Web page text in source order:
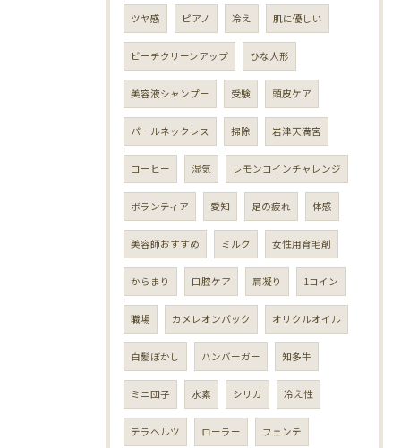
ツヤ感 ピアノ 冷え 肌に優しい
ビーチクリーンアップ ひな人形
美容液シャンプー 受験 頭皮ケア
パールネックレス 掃除 岩津天満宮
コーヒー 湿気 レモンコインチャレンジ
ボランティア 愛知 足の疲れ 体感
美容師おすすめ ミルク 女性用育毛剤
からまり 口腔ケア 肩凝り 1コイン
職場 カメレオンパック オリクルオイル
白髪ぼかし ハンバーガー 知多牛
ミニ団子 水素 シリカ 冷え性
テラヘルツ ローラー フェンテ